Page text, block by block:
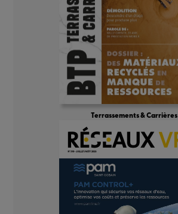
Terrassements & Carrières